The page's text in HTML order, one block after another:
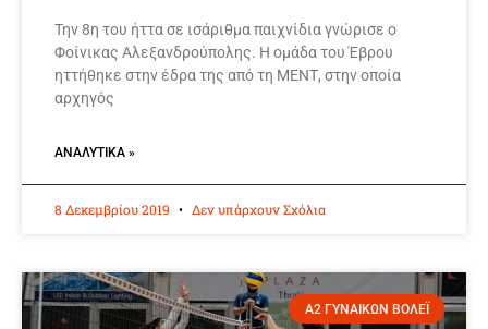
Την 8η του ήττα σε ισάριθμα παιχνίδια γνώρισε ο
Φοίνικας Αλεξανδρούπολης. Η ομάδα του Έβρου
ηττήθηκε στην έδρα της από τη ΜΕΝΤ, στην οποία
αρχηγός
ΑΝΑΛΥΤΙΚΆ »
8 Δεκεμβρίου 2019 Δεν υπάρχουν Σχόλια
Α2 ΓΥΝΑΙΚΩΝ ΒΟΛΕΪ